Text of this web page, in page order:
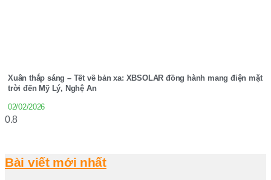
Xuân thắp sáng – Tết về bản xa: XBSOLAR đồng hành mang điện mặt
trời đến Mỹ Lý, Nghệ An
02/02/2026
Bài viết mới nhất